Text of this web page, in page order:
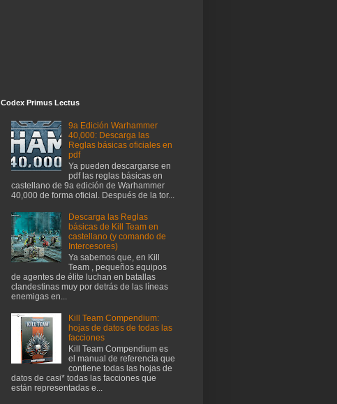
Codex Primus Lectus
9a Edición Warhammer
40,000: Descarga las
Reglas básicas oficiales en
pdf
Ya pueden descargarse en
pdf las reglas básicas en
castellano de 9a edición de Warhammer
40,000 de forma oficial. Después de la tor...
Descarga las Reglas
básicas de Kill Team en
castellano (y comando de
Intercesores)
Ya sabemos que, en Kill
Team , pequeños equipos
de agentes de élite luchan en batallas
clandestinas muy por detrás de las líneas
enemigas en...
Kill Team Compendium:
hojas de datos de todas las
facciones
Kill Team Compendium es
el manual de referencia que
contiene todas las hojas de
datos de casi* todas las facciones que
están representadas e...